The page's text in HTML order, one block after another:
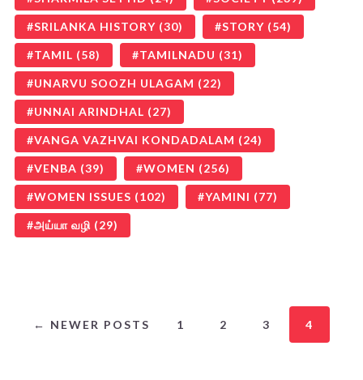
SRILANKA HISTORY (30) STORY (54)
TAMIL (58) TAMILNADU (31)
UNARVU SOOZH ULAGAM (22)
UNNAI ARINDHAL (27)
VANGA VAZHVAI KONDADALAM (24)
VENBA (39) WOMEN (256)
WOMEN ISSUES (102) YAMINI (77)
அய்யா வழி (29)
← NEWER POSTS 1 2 3 4